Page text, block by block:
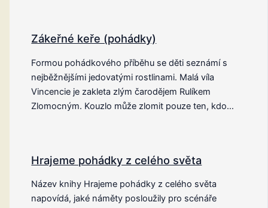
Zákeřné keře (pohádky)
Formou pohádkového příběhu se děti seznámí s
nejběžnějšími jedovatými rostlinami. Malá víla
Vincencie je zakleta zlým čarodějem Rulíkem
Zlomocným. Kouzlo může zlomit pouze ten, kdo…
Hrajeme pohádky z celého světa
Název knihy Hrajeme pohádky z celého světa
napovídá, jaké náměty posloužily pro scénáře